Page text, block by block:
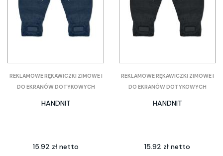
REKLAMOWE RĘKAWICZKI ZIMOWE I
DO EKRANÓW DOTYKOWYCH
HANDNIT
15.92 zł netto
REKLAMOWE RĘKAWICZKI ZIMOWE I
DO EKRANÓW DOTYKOWYCH
HANDNIT
15.92 zł netto